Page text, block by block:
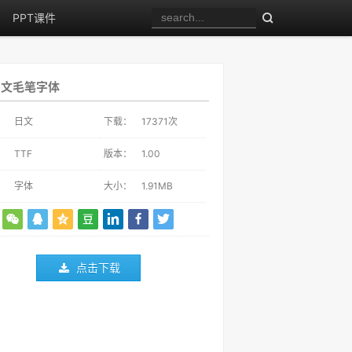
PPT课件
毛笔字体
日文 下载： 17371次
TTF 版本： 1.00
字体 大小： 1.91MB
点击下载